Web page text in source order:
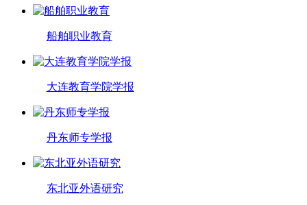
船舶职业教育
大连教育学院学报
丹东师专学报
东北亚外语研究